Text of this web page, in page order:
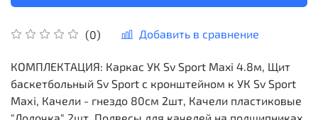
(0) Добавить в сравнение
КОМПЛЕКТАЦИЯ: Каркас УК Sv Sport Maxi 4.8м, Щит
баскетбольный Sv Sport c кронштейном к УК Sv Sport
Maхi, Качели - гнездо 80см 2шт, Качели пластиковые